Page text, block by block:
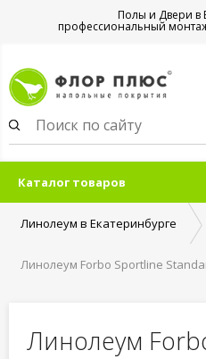
Полы и Двери в
профессиональный
Каталог товаров
Линолеум в Екатеринбурге
Линолеум Forbo Sportline
Линолеум